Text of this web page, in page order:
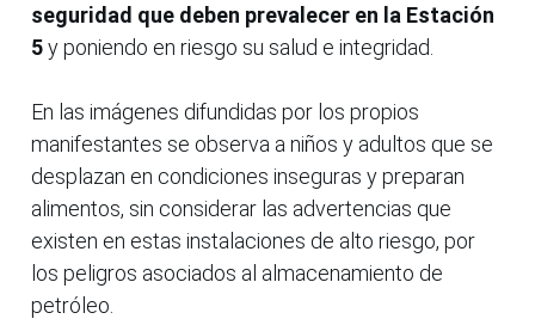
seguridad que deben prevalecer en la Estación
5y poniendo en riesgo su salud e integridad.
En las imágenes difundidas por los propios
manifestantes se observa a niños y adultos que se
desplazan en condiciones inseguras y preparan
alimentos, sin considerar las advertencias que
existen en estas instalaciones de alto riesgo, por
los peligros asociados al almacenamiento de
petróleo.